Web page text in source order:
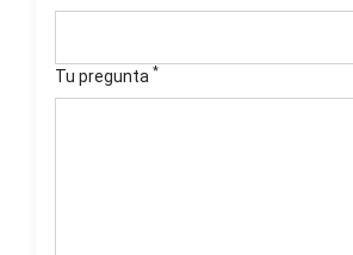
Tu pregunta *